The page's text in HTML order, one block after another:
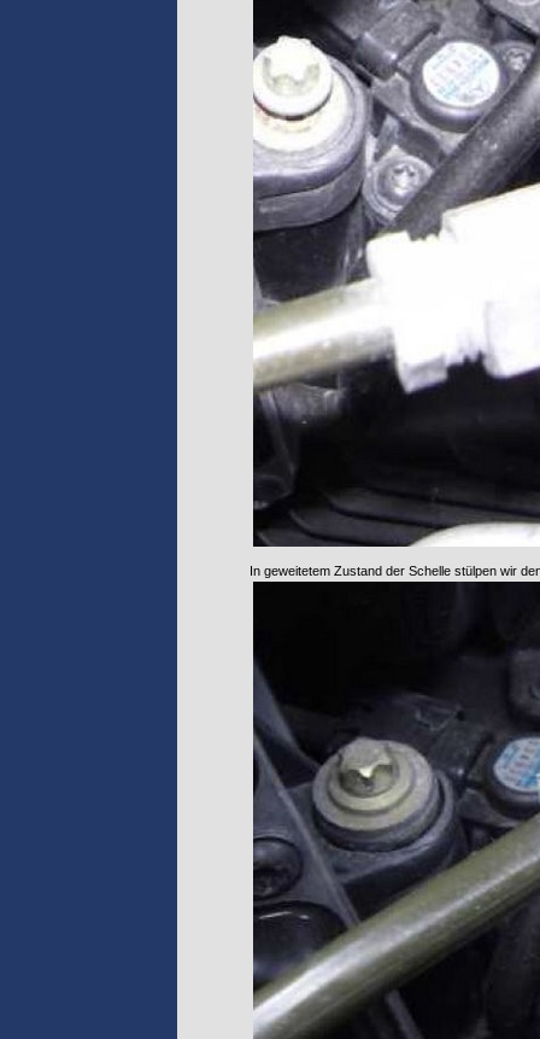
In geweitetem Zustand der Schelle stülpen wir